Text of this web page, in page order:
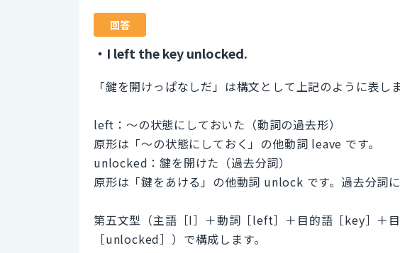
回答
・I left the key unlocked.
「鍵を開けっぱなしだ」は構文として上記のように表しま
left：～の状態にしておいた（動詞の過去形）
原形は「～の状態にしておく」の他動詞 leave です。
unlocked：鍵を開けた（過去分詞）
原形は「鍵をあける」の他動詞 unlock です。過去分詞に
第五文型（主語［I］＋動詞［left］＋目的語［key］＋
［unlocked］）で構成します。